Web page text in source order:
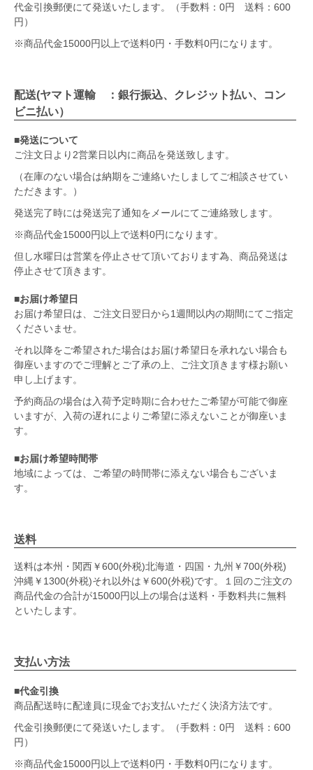
代金引換郵便にて発送いたします。（手数料：0円 送料：600
円）
※商品代金15000円以上で送料0円・手数料0円になります。
配送(ヤマト運輸 ：銀行振込、クレジット払い、コン
ビニ払い）
■発送について
ご注文日より2営業日以内に商品を発送致します。
（在庫のない場合は納期をご連絡いたしましてご相談させてい
ただきます。）
発送完了時には発送完了通知をメールにてご連絡致します。
※商品代金15000円以上で送料0円になります。
但し水曜日は営業を停止させて頂いております為、商品発送は
停止させて頂きます。
■お届け希望日
お届け希望日は、ご注文日翌日から1週間以内の期間にてご指定
くださいませ。
それ以降をご希望された場合はお届け希望日を承れない場合も
御座いますのでご理解とご了承の上、ご注文頂きます様お願い
申し上げます。
予約商品の場合は入荷予定時期に合わせたご希望が可能で御座
いますが、入荷の遅れによりご希望に添えないことが御座いま
す。
■お届け希望時間帯
地域によっては、ご希望の時間帯に添えない場合もございま
す。
送料
送料は本州・関西￥600(外税)北海道・四国・九州￥700(外税)
沖縄￥1300(外税)それ以外は￥600(外税)です。１回のご注文の
商品代金の合計が15000円以上の場合は送料・手数料共に無料
といたします。
支払い方法
■代金引換
商品配送時に配達員に現金でお支払いただく決済方法です。
代金引換郵便にて発送いたします。（手数料：0円 送料：600
円）
※商品代金15000円以上で送料0円・手数料0円になります。